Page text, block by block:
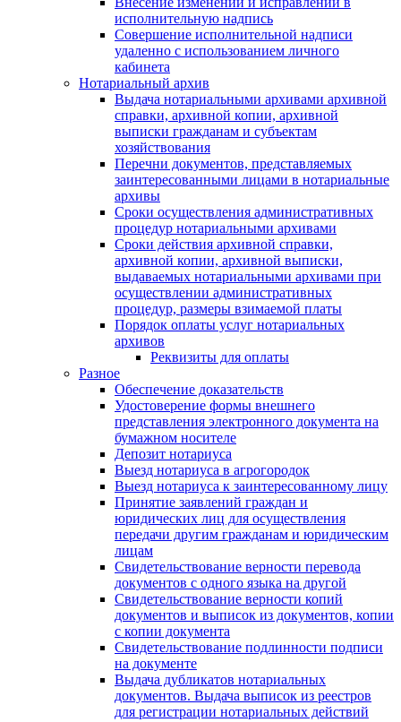
исполнительную надпись
Совершение исполнительной надписи
удаленно с использованием личного
кабинета
Нотариальный архив
Выдача нотариальными архивами архивной
справки, архивной копии, архивной
выписки гражданам и субъектам
хозяйствования
Перечни документов, представляемых
заинтересованными лицами в нотариальные
архивы
Сроки осуществления административных
процедур нотариальными архивами
Сроки действия архивной справки,
архивной копии, архивной выписки,
выдаваемых нотариальными архивами при
осуществлении административных
процедур, размеры взимаемой платы
Порядок оплаты услуг нотариальных
архивов
Реквизиты для оплаты
Разное
Обеспечение доказательств
Удостоверение формы внешнего
представления электронного документа на
бумажном носителе
Депозит нотариуса
Выезд нотариуса в агрогородок
Выезд нотариуса к заинтересованному лицу
Принятие заявлений граждан и
юридических лиц для осуществления
передачи другим гражданам и юридическим
лицам
Свидетельствование верности перевода
документов с одного языка на другой
Свидетельствование верности копий
документов и выписок из документов, копии
с копии документа
Свидетельствование подлинности подписи
на документе
Выдача дубликатов нотариальных
документов. Выдача выписок из реестров
для регистрации нотариальных действий